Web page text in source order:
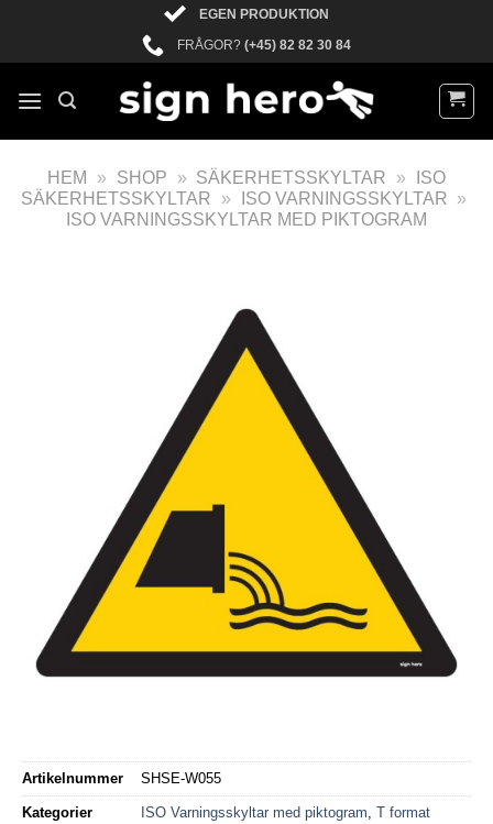
EGEN PRODUKTION
FRÅGOR? (+45) 82 82 30 84
HEM » SHOP » SÄKERHETSSKYLTAR »
ISO
SÄKERHETSSKYLTAR
» ISO VARNINGSSKYLTAR »
ISO VARNINGSSKYLTAR MED PIKTOGRAM
Artikelnummer SHSE-W055
Kategorier ISO Varningsskyltar med piktogram T format